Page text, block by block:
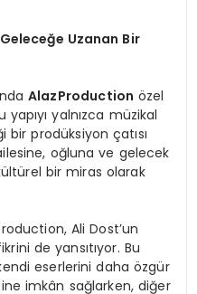
Uzanan Bir
AlazProduction özel
yalnızca müzikal
bir prodüksiyon çatısı
oğluna ve gelecek
bir miras olarak
Ali Dost’un
de yansıtıyor. Bu
eserlerini daha özgür
imkân sağlarken, diğer